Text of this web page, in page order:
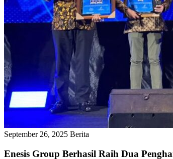
September 26, 2025 Berita
Enesis Group Berhasil Raih Dua